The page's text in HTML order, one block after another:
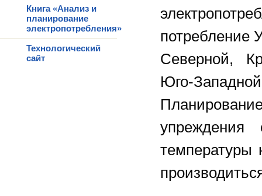
Книга «Анализ и
планирование
электропотребления»
Технологический
сайт
потребление
Северной,
Юго-
температуры